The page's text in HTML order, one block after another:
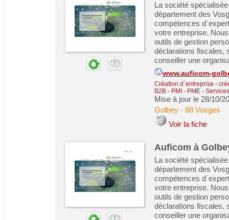
La société
département des
compétences
votre entreprise.
outils de gestion
déclarations fiscales,
conseiller une
www.auficom-
Création d´entreprise -
B2B - PMI - PME-
Mise à jour le 28/10/
Golbey- 88 Vosges
Voir la fiche
Auficom à
La société
département des
compétences
votre entreprise.
outils de gestion
déclarations fiscales,
conseiller une